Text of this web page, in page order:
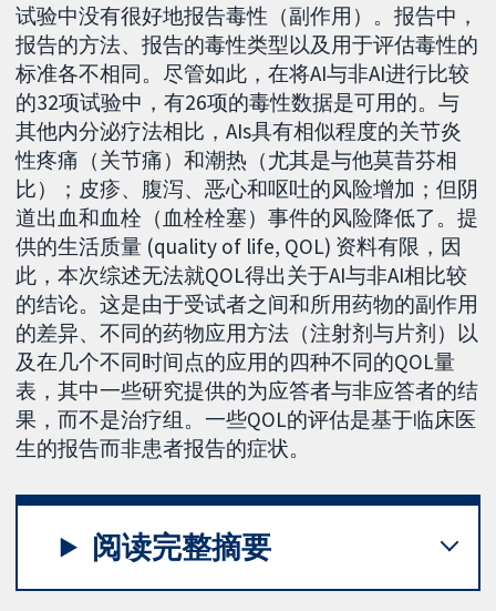
试验中没有很好地报告毒性（副作用）。报告中，
报告的方法、报告的毒性类型以及用于评估毒性的
标准各不相同。尽管如此，在将AI与非AI进行比较
的32项试验中，有26项的毒性数据是可用的。与
其他内分泌疗法相比，AIs具有相似程度的关节炎
性疼痛（关节痛）和潮热（尤其是与他莫昔芬相
比）；皮疹、腹泻、恶心和呕吐的风险增加；但阴
道出血和血栓（血栓栓塞）事件的风险降低了。提
供的生活质量 (quality of life, QOL) 资料有限，因
此，本次综述无法就QOL得出关于AI与非AI相比较
的结论。这是由于受试者之间和所用药物的副作用
的差异、不同的药物应用方法（注射剂与片剂）以
及在几个不同时间点的应用的四种不同的QOL量
表，其中一些研究提供的为应答者与非应答者的结
果，而不是治疗组。一些QOL的评估是基于临床医
生的报告而非患者报告的症状。
阅读完整摘要